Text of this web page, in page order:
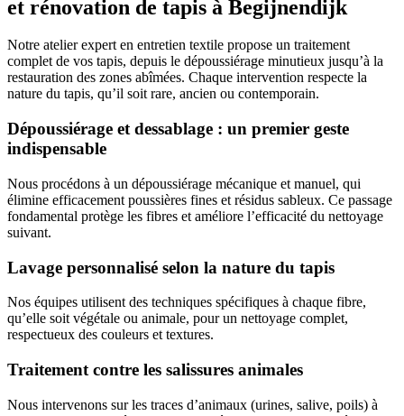
et rénovation de tapis à Begijnendijk
Notre atelier expert en entretien textile propose un traitement
complet de vos tapis, depuis le dépoussiérage minutieux jusqu’à la
restauration des zones abîmées. Chaque intervention respecte la
nature du tapis, qu’il soit rare, ancien ou contemporain.
Dépoussiérage et dessablage : un premier geste
indispensable
Nous procédons à un dépoussiérage mécanique et manuel, qui
élimine efficacement poussières fines et résidus sableux. Ce passage
fondamental protège les fibres et améliore l’efficacité du nettoyage
suivant.
Lavage personnalisé selon la nature du tapis
Nos équipes utilisent des techniques spécifiques à chaque fibre,
qu’elle soit végétale ou animale, pour un nettoyage complet,
respectueux des couleurs et textures.
Traitement contre les salissures animales
Nous intervenons sur les traces d’animaux (urines, salive, poils) à